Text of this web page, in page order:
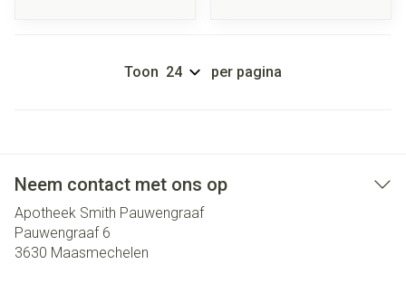
Toon per pagina
Neem contact met ons op
Apotheek Smith Pauwengraaf
Pauwengraaf 6
3630 Maasmechelen